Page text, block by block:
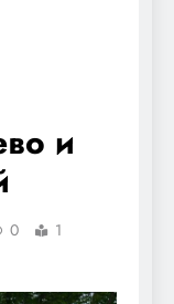
и
0
1